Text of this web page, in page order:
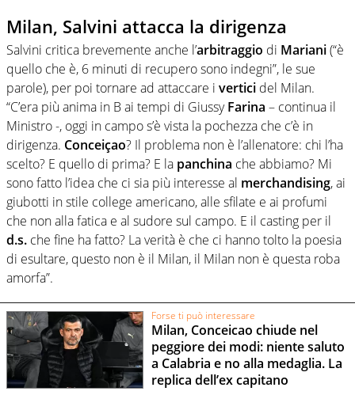
Milan, Salvini attacca la dirigenza
Salvini critica brevemente anche l’arbitraggio di Mariani(“è
quello che è, 6 minuti di recupero sono indegni”, le sue
parole), per poi tornare ad attaccare i vertici del Milan.
“C’era più anima in B ai tempi di GiussyFarina – continua il
Ministro -, oggi in campo s’è vista la pochezza che c’è in
dirigenza. Conceiçao? Il problema non è l’allenatore: chi l’ha
scelto? E quello di prima? E la panchina che abbiamo? Mi
sono fatto l’idea che ci sia più interesse al merchandising, ai
giubotti in stile college americano, alle sfilate e ai profumi
che non alla fatica e al sudore sul campo. E il casting per il
d.s. che fine ha fatto? La verità è che ci hanno tolto la poesia
di esultare, questo non è il Milan, il Milan non è questa roba
amorfa”.
Forse ti può interessare
Milan, Conceicao chiude nel
peggiore dei modi: niente saluto
a Calabria e no alla medaglia. La
replica dell’ex capitano